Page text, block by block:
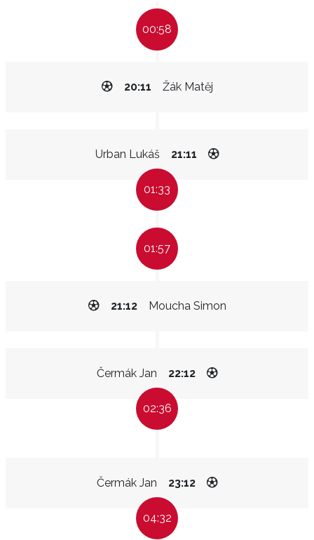
00:58
Žák Matěj
20:11
Urban Lukáš 21:11
01:33
01:57
Moucha Simon
21:12
Čermák Jan 22:12
02:36
Čermák Jan 23:12
04:32